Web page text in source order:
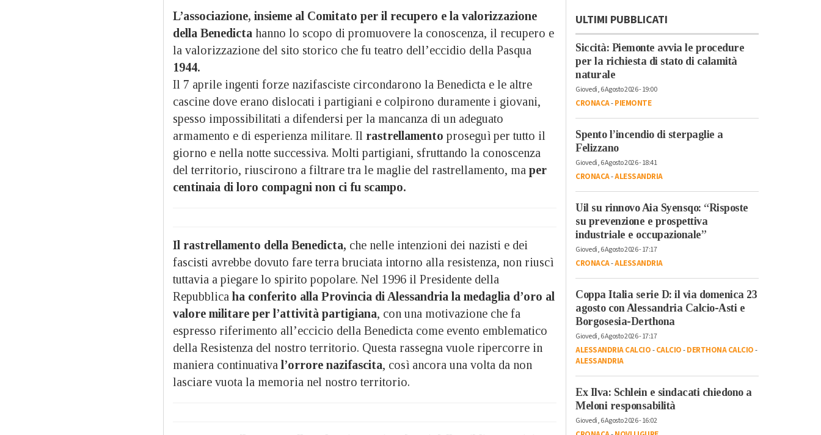
L’associazione, insieme al Comitato per il recupero e la valorizzazione
della Benedicta hanno lo scopo di promuovere la conoscenza, il recupero e
la valorizzazione del sito storico che fu teatro dell’eccidio della Pasqua
1944.
Il 7 aprile ingenti forze nazifasciste circondarono la Benedicta e le altre
cascine dove erano dislocati i partigiani e colpirono duramente i giovani,
spesso impossibilitati a difendersi per la mancanza di un adeguato
armamento e di esperienza militare. Il rastrellamento proseguì per tutto il
giorno e nella notte successiva. Molti partigiani, sfruttando la conoscenza
del territorio, riuscirono a filtrare tra le maglie del rastrellamento, ma per
centinaia di loro compagni non ci fu scampo.
Il rastrellamento della Benedicta, che nelle intenzioni dei nazisti e dei
fascisti avrebbe dovuto fare terra bruciata intorno alla resistenza, non riuscì
tuttavia a piegare lo spirito popolare. Nel 1996 il Presidente della
Repubblica ha conferito alla Provincia di Alessandria la medaglia d’oro al
valore militare per l’attività partigiana, con una motivazione che fa
espresso riferimento all’eccicio della Benedicta come evento emblematico
della Resistenza del nostro territorio. Questa rassegna vuole ripercorre in
maniera continuativa l’orrore nazifascita, così ancora una volta da non
lasciare vuota la memoria nel nostro territorio.
ULTIMI PUBBLICATI
Siccità: Piemonte avvia le procedure
per la richiesta di stato di calamità
naturale
Giovedì, 6 Agosto 2026 - 19:00
CRONACA-PIEMONTE
Spento l’incendio di sterpaglie a
Felizzano
Giovedì, 6 Agosto 2026 - 18:41
CRONACA-ALESSANDRIA
Uil su rinnovo Aia Syensqo: “Risposte
su prevenzione e prospettiva
industriale e occupazionale”
Giovedì, 6 Agosto 2026 - 17:17
CRONACA-ALESSANDRIA
Coppa Italia serie D: il via domenica 23
agosto con Alessandria Calcio-Asti e
Borgosesia-Derthona
Giovedì, 6 Agosto 2026 - 17:17
ALESSANDRIA CALCIO-CALCIO-DERTHONA CALCIO-
ALESSANDRIA
Ex Ilva: Schlein e sindacati chiedono a
Meloni responsabilità
Giovedì, 6 Agosto 2026 - 16:02